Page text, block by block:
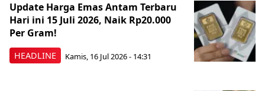
HEADLINE
Update Harga Emas Antam Terbaru
Hari ini 15 Juli 2026, Naik Rp20.000
Per Gram!
Kamis, 16 Jul 2026 - 14:31